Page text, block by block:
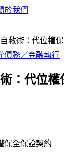
於我們
救術：代位權
債務／金融執行
：代位權
保全保證契約